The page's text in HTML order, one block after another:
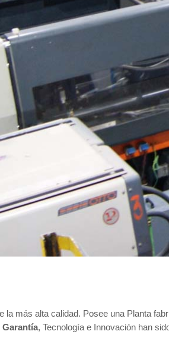
más alta calidad. Posee una Planta
Garantía, Tecnología e Innovación han